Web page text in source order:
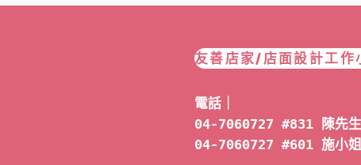
友善店家/店面設計工作
電話｜
04-7060727 #831 陳先生
04-7060727 #601 施小姐